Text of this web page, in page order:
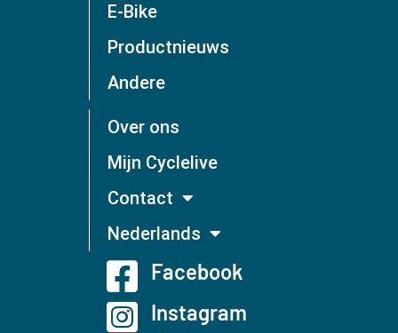
E-Bike
Productnieuws
Andere
Over ons
Mijn Cyclelive
Contact
Nederlands
Facebook
Instagram